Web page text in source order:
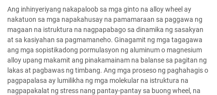
Ang inhinyeriyang nakapaloob sa mga ginto na alloy wheel ay
nakatuon sa mga napakahusay na pamamaraan sa paggawa ng
magaan na istruktura na nagpapabago sa dinamika ng sasakyan
at sa kasiyahan sa pagmamaneho. Ginagamit ng mga tagagawa
ang mga sopistikadong pormulasyon ng aluminum o magnesium
alloy upang makamit ang pinakamainam na balanse sa pagitan ng
lakas at pagbawas ng timbang. Ang mga proseso ng paghahagis o
pagpapalasa ay lumilikha ng mga molekular na istruktura na
nagpapakalat ng stress nang pantay-pantay sa buong wheel, na